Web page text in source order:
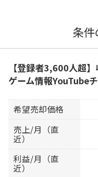
条
【登録者3,600人超
ゲーム情報YouTube
希望売却価格
売上/月（直
近）
利益/月（直
近）